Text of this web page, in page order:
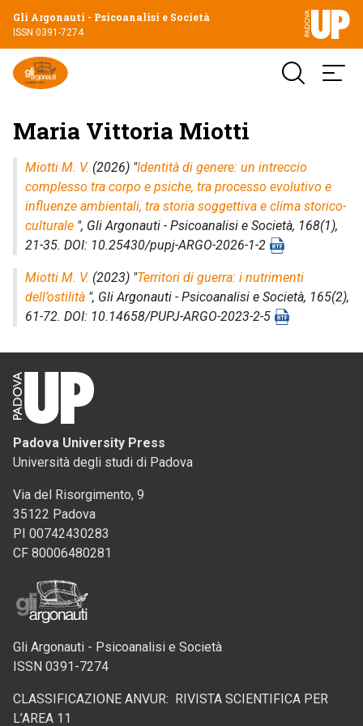
Gli Argonauti - Psicoanalisi e Società
ISSN 0391-7274
Maria Vittoria Miotti
Miotti M. V. (2026) "Identità di genere: un intreccio
complesso tra corpo e psiche, tra processo evolutivo e
influenze ambientali, tra storia soggettiva e clima storico-
culturale ", Gli Argonauti - Psicoanalisi e Società, 168(1),
21-35. DOI: 10.25430/pupj-ARGO-2026-1-2
Miotti M. V. (2023) "Territori di guerra: i nutrimenti
dell’ostilità ", Gli Argonauti - Psicoanalisi e Società, 165(2),
61-72. DOI: 10.14658/PUPJ-ARGO-2023-2-5
Padova University Press
Università degli studi di Padova
Via del Risorgimento, 9
35122 Padova
PI 00742430283
CF 80006480281
Gli Argonauti - Psicoanalisi e Società
ISSN 0391-7274
CLASSIFICAZIONE ANVUR: RIVISTA SCIENTIFICA PER
L’AREA 11